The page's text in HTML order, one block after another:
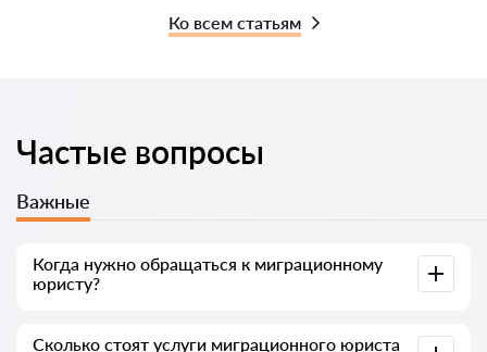
Ко всем статьям
Частые вопросы
Важные
Когда нужно обращаться к миграционному
юристу?
Сколько стоят услуги миграционного юриста